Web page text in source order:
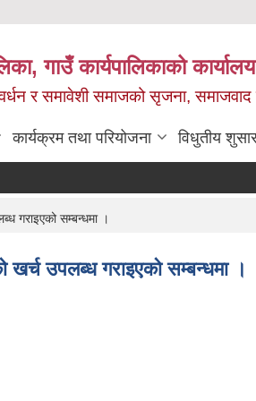
गाउँ कार्यपालिकाको
र समावेशी समाजको सृजना,
कार्यक्रम तथा परियोजना विधुतीय
गराइएको सम्बन्धमा ।
खर्च उपलब्ध गराइएको सम्बन्धमा ।